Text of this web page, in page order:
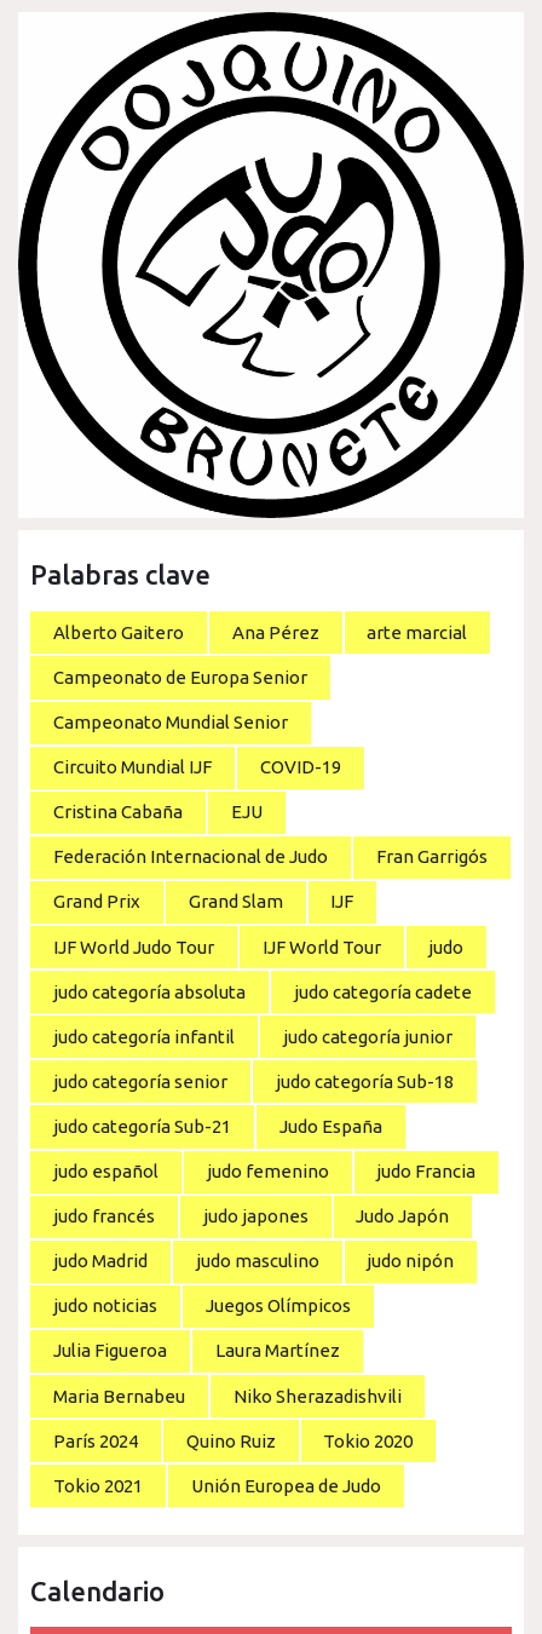
Palabras clave
Alberto Gaitero Ana Pérez arte marcial
Campeonato de Europa Senior
Campeonato Mundial Senior
Circuito Mundial IJF COVID-19
Cristina Cabaña EJU
Federación Internacional de Judo Fran Garrigós
Grand Prix Grand Slam IJF
IJF World Judo Tour IJF World Tour judo
judo categoría absoluta judo categoría cadete
judo categoría infantil judo categoría junior
judo categoría senior judo categoría Sub-18
judo categoría Sub-21 Judo España
judo español judo femenino judo Francia
judo francés judo japones Judo Japón
judo Madrid judo masculino judo nipón
judo noticias Juegos Olímpicos
Julia Figueroa Laura Martínez
Maria Bernabeu Niko Sherazadishvili
París 2024 Quino Ruiz Tokio 2020
Tokio 2021 Unión Europea de Judo
Calendario